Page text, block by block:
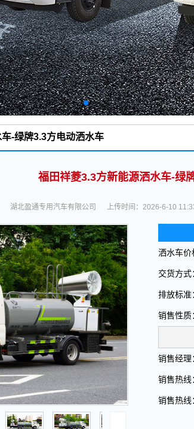
-绿牌3.3方电动洒水车
福田祥菱3.3方新能源洒水车-绿
湖北盈通专用汽车有限公司 上传时间：2026-6-10
洒水车价
交货方
排放标准
销售性质
销售经理
销售热线
销售热线